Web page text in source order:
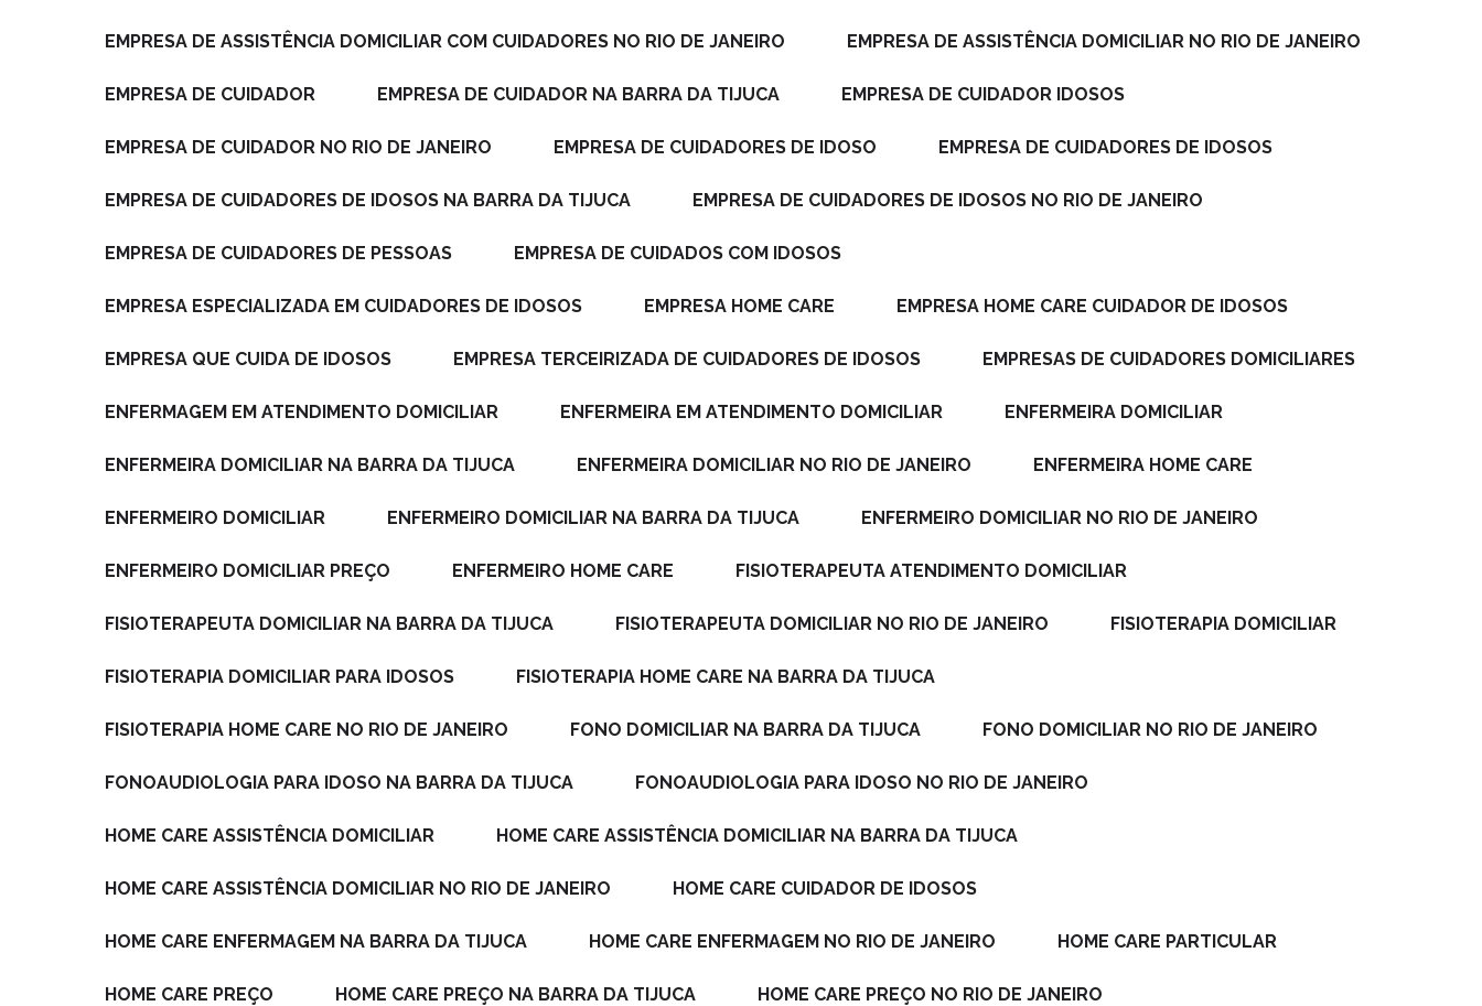
EMPRESA DE ASSISTÊNCIA DOMICILIAR COM CUIDADORES NO RIO DE JANEIRO EMPRESA DE ASSISTÊNCIA DOMICILIAR NO RIO DE JANEIRO
EMPRESA DE CUIDADOR EMPRESA DE CUIDADOR NA BARRA DA TIJUCA EMPRESA DE CUIDADOR IDOSOS
EMPRESA DE CUIDADOR NO RIO DE JANEIRO EMPRESA DE CUIDADORES DE IDOSO EMPRESA DE CUIDADORES DE IDOSOS
EMPRESA DE CUIDADORES DE IDOSOS NA BARRA DA TIJUCA EMPRESA DE CUIDADORES DE IDOSOS NO RIO DE JANEIRO
EMPRESA DE CUIDADORES DE PESSOAS EMPRESA DE CUIDADOS COM IDOSOS
EMPRESA ESPECIALIZADA EM CUIDADORES DE IDOSOS EMPRESA HOME CARE EMPRESA HOME CARE CUIDADOR DE IDOSOS
EMPRESA QUE CUIDA DE IDOSOS EMPRESA TERCEIRIZADA DE CUIDADORES DE IDOSOS EMPRESAS DE CUIDADORES DOMICILIARES
ENFERMAGEM EM ATENDIMENTO DOMICILIAR ENFERMEIRA EM ATENDIMENTO DOMICILIAR ENFERMEIRA DOMICILIAR
ENFERMEIRA DOMICILIAR NA BARRA DA TIJUCA ENFERMEIRA DOMICILIAR NO RIO DE JANEIRO ENFERMEIRA HOME CARE
ENFERMEIRO DOMICILIAR ENFERMEIRO DOMICILIAR NA BARRA DA TIJUCA ENFERMEIRO DOMICILIAR NO RIO DE JANEIRO
ENFERMEIRO DOMICILIAR PREÇO ENFERMEIRO HOME CARE FISIOTERAPEUTA ATENDIMENTO DOMICILIAR
FISIOTERAPEUTA DOMICILIAR NA BARRA DA TIJUCA FISIOTERAPEUTA DOMICILIAR NO RIO DE JANEIRO FISIOTERAPIA DOMICILIAR
FISIOTERAPIA DOMICILIAR PARA IDOSOS FISIOTERAPIA HOME CARE NA BARRA DA TIJUCA
FISIOTERAPIA HOME CARE NO RIO DE JANEIRO FONO DOMICILIAR NA BARRA DA TIJUCA FONO DOMICILIAR NO RIO DE JANEIRO
FONOAUDIOLOGIA PARA IDOSO NA BARRA DA TIJUCA FONOAUDIOLOGIA PARA IDOSO NO RIO DE JANEIRO
HOME CARE ASSISTÊNCIA DOMICILIAR HOME CARE ASSISTÊNCIA DOMICILIAR NA BARRA DA TIJUCA
HOME CARE ASSISTÊNCIA DOMICILIAR NO RIO DE JANEIRO HOME CARE CUIDADOR DE IDOSOS
HOME CARE ENFERMAGEM NA BARRA DA TIJUCA HOME CARE ENFERMAGEM NO RIO DE JANEIRO HOME CARE PARTICULAR
HOME CARE PREÇO HOME CARE PREÇO NA BARRA DA TIJUCA HOME CARE PREÇO NO RIO DE JANEIRO